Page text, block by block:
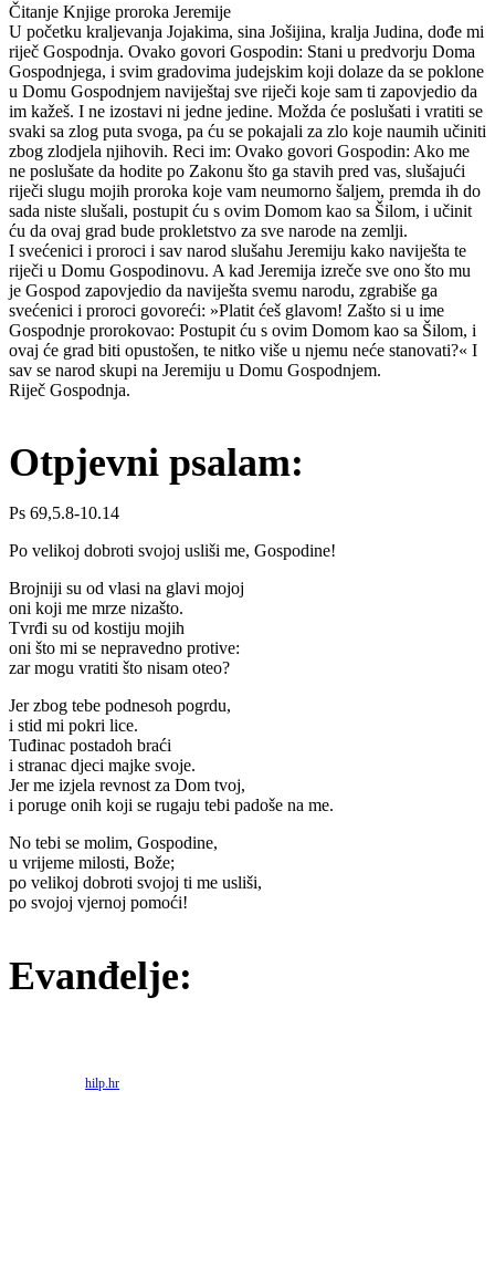
Čitanje Knjige proroka Jeremije
U početku kraljevanja Jojakima, sina Jošijina, kralja Judina, dođe mi
riječ Gospodnja. Ovako govori Gospodin: Stani u predvorju Doma
Gospodnjega, i svim gradovima judejskim koji dolaze da se poklone
u Domu Gospodnjem naviještaj sve riječi koje sam ti zapovjedio da
im kažeš. I ne izostavi ni jedne jedine. Možda će poslušati i vratiti se
svaki sa zlog puta svoga, pa ću se pokajali za zlo koje naumih učiniti
zbog zlodjela njihovih. Reci im: Ovako govori Gospodin: Ako me
ne poslušate da hodite po Zakonu što ga stavih pred vas, slušajući
riječi slugu mojih proroka koje vam neumorno šaljem, premda ih do
sada niste slušali, postupit ću s ovim Domom kao sa Šilom, i učinit
ću da ovaj grad bude prokletstvo za sve narode na zemlji.
I svećenici i proroci i sav narod slušahu Jeremiju kako naviješta te
riječi u Domu Gospodinovu. A kad Jeremija izreče sve ono što mu
je Gospod zapovjedio da naviješta svemu narodu, zgrabiše ga
svećenici i proroci govoreći: »Platit ćeš glavom! Zašto si u ime
Gospodnje prorokovao: Postupit ću s ovim Domom kao sa Šilom, i
ovaj će grad biti opustošen, te nitko više u njemu neće stanovati?« I
sav se narod skupi na Jeremiju u Domu Gospodnjem.
Riječ Gospodnja.
Otpjevni psalam:
Ps 69,5.8-10.14
Po velikoj dobroti svojoj usliši me, Gospodine!
Brojniji su od vlasi na glavi mojoj
oni koji me mrze nizašto.
Tvrđi su od kostiju mojih
oni što mi se nepravedno protive:
zar mogu vratiti što nisam oteo?
Jer zbog tebe podnesoh pogrdu,
i stid mi pokri lice.
Tuđinac postadoh braći
i stranac djeci majke svoje.
Jer me izjela revnost za Dom tvoj,
i poruge onih koji se rugaju tebi padoše na me.
No tebi se molim, Gospodine,
u vrijeme milosti, Bože;
po velikoj dobroti svojoj ti me usliši,
po svojoj vjernoj pomoći!
Evanđelje:
Izvor:hilp.hr